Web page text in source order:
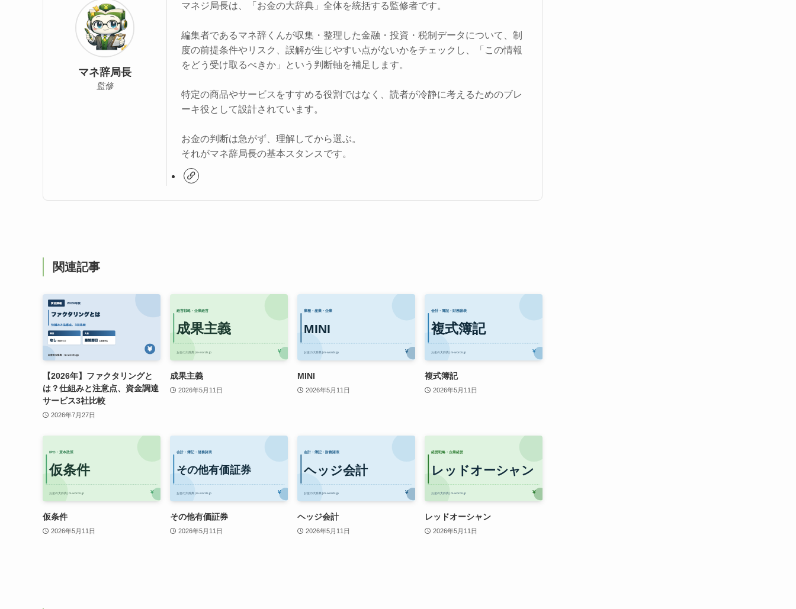
マネ辞局長
監修
マネジ局長は、「お金の大辞典」全体を統括する監修者です。
編集者であるマネ辞くんが収集・整理した金融・投資・税制データについて、制
度の前提条件やリスク、誤解が生じやすい点がないかをチェックし、「この情報
をどう受け取るべきか」という判断軸を補足します。
特定の商品やサービスをすすめる役割ではなく、読者が冷静に考えるためのブレ
ーキ役として設計されています。
お金の判断は急がず、理解してから選ぶ。
それがマネ辞局長の基本スタンスです。
関連記事
【2026年】ファクタリングと
は？仕組みと注意点、資金調達
サービス3社比較
2026年7月27日
成果主義
2026年5月11日
MINI
2026年5月11日
複式簿記
2026年5月11日
仮条件
2026年5月11日
その他有価証券
2026年5月11日
ヘッジ会計
2026年5月11日
レッドオーシャン
2026年5月11日